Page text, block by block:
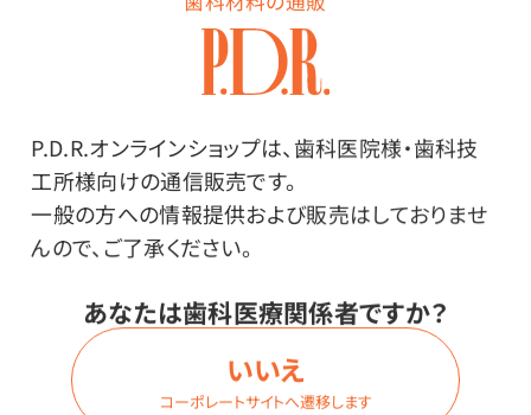
P.D.R.オンラインショップは、歯科医院様・歯科技
工所様向けの通信販売です。
一般の方への情報提供および販売はしておりませ
んので、ご了承ください。
あなたは歯科医療関係者ですか？
いいえ
コーポレートサイトへ遷移します
ーブ イージーフィット」を入荷後検品したところ、製造
段階でのパウダー（コーンスターチ）の撹拌不足による
品質不良を発見しました。
本来であればメーカーに返品する事案ですが、グローブ
き等）がないことから、【訳あり品】として格安にて販売
させていただくことといたしました。